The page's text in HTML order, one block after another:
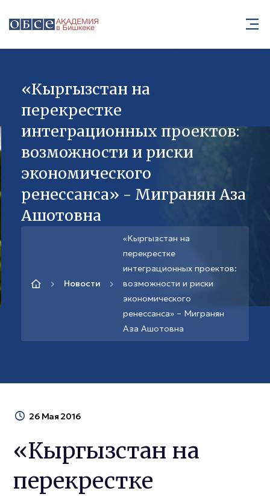
«Кыргызстан на
перекрестке
интеграционных проектов:
возможности и риски
экономического
ренессанса» - Мигранян Аза
Ашотовна
Новости
«Кыргызстан на
перекрестке
интеграционных проектов:
возможности и риски
экономического
ренессанса» – Мигранян
Аза Ашотовна
26 Мая 2016
«Кыргызстан на
перекрестке